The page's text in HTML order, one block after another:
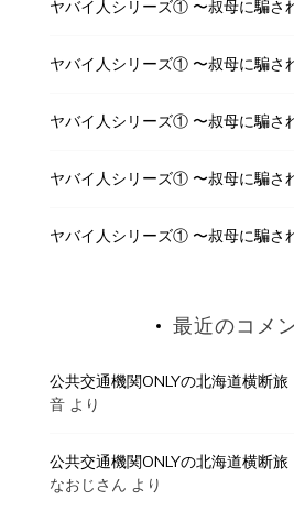
ヤバイ人シリーズ① 〜叔母に騙
ヤバイ人シリーズ① 〜叔母に騙
ヤバイ人シリーズ① 〜叔母に騙
ヤバイ人シリーズ① 〜叔母に騙
ヤバイ人シリーズ① 〜叔母に騙
最近のコメ
公共交通機関ONLYの北海道横断
音より
公共交通機関ONLYの北海道横断
なおじさん より